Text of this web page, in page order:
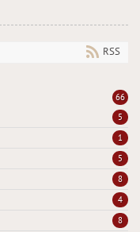
RSS
66
5
1
5
8
4
8